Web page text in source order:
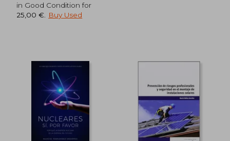
in Good Condition for
25,00 €
Buy Used